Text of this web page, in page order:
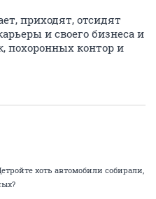
приходят, отсидят
и своего бизнеса и
похоронных контор и
хоть автомобили собирали,